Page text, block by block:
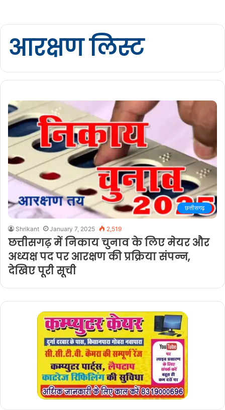
आरक्षण लिस्ट
छत्तीसगढ़
Shrikant January 7, 2025 2,519
छत्तीसगढ़ में निकाय चुनाव के लिए मेयर और
अध्यक्ष पद पर आरक्षण की प्रक्रिया संपन्न,
देखिए पूरी सूची